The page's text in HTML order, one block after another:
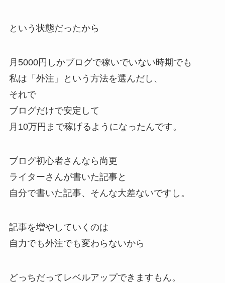
という状態だったから
月5000円しかブログで稼いでいない時期でも
私は「外注」という方法を選んだし、
それで
ブログだけで安定して
月10万円まで稼げるようになったんです。
ブログ初心者さんなら尚更
ライターさんが書いた記事と
自分で書いた記事、そんな大差ないですし。
記事を増やしていくのは
自力でも外注でも変わらないから
どっちだってレベルアップできますもん。